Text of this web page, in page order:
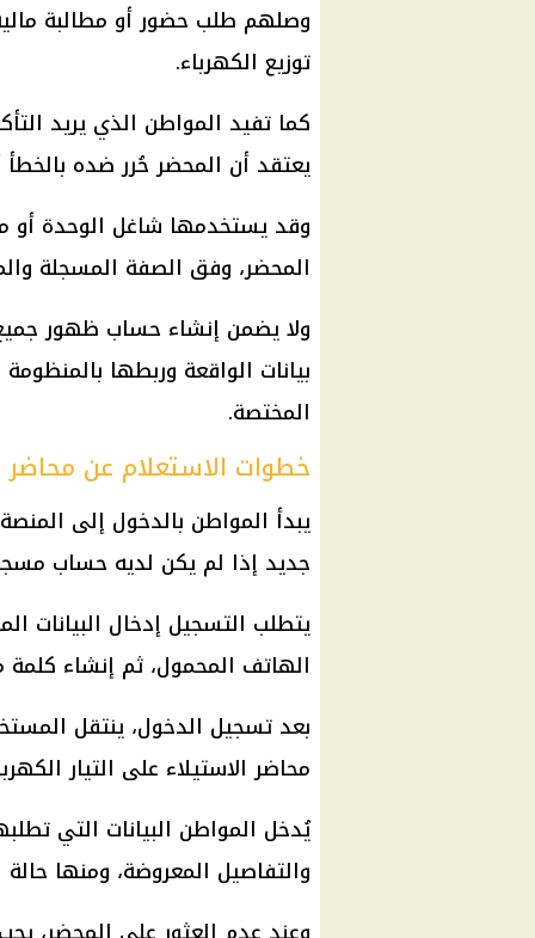
وصلهم طلب حضور أو مطالبة
توزيع الكهرباء.
كما تفيد المواطن الذي يريد
يعتقد أن المحضر حُرر ضده
وقد يستخدمها شاغل الوحدة أو
المحضر، وفق الصفة المسجلة
ولا يضمن إنشاء حساب ظهور
بيانات الواقعة وربطها
المختصة.
خطوات الاستعلام عن محاضر
يبدأ المواطن بالدخول إلى
جديد إذا لم يكن لديه حساب
يتطلب التسجيل إدخال البيانات
الهاتف المحمول، ثم إنشاء
بعد تسجيل الدخول، ينتقل
محاضر الاستيلاء على التيار
يُدخل المواطن البيانات التي
والتفاصيل المعروضة، ومنها